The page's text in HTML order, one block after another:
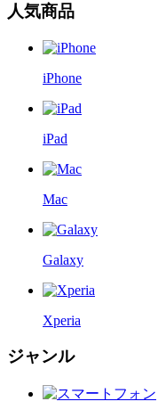
人気商品
iPhone
iPad
Mac
Galaxy
Xperia
ジャンル